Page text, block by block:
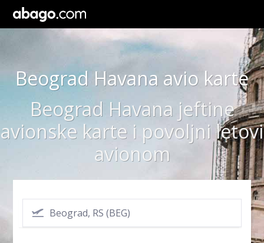
Beograd Havana avio karte
Beograd Havana jeftine
avionske karte i povoljni letovi
avionom